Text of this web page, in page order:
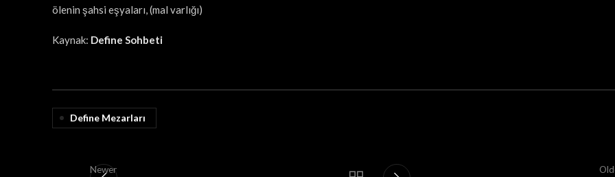
ölenin şahsi eşyaları, (mal varlığı)
Kaynak: Define Sohbeti
Define Mezarları
Newer